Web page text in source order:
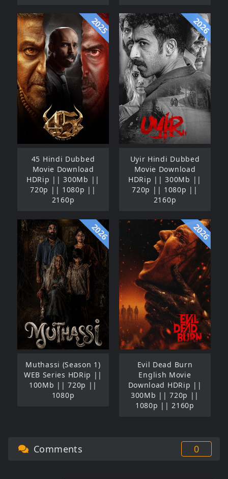
2025
45 Hindi Dubbed
Movie Download
HDRip || 300Mb ||
720p || 1080p ||
2160p
2026
Uyir Hindi Dubbed
Movie Download
HDRip || 300Mb ||
720p || 1080p ||
2160p
2026
Muthassi (Season 1)
WEB Series HDRip ||
100Mb || 720p ||
1080p
2026
Evil Dead Burn
English Movie
Download HDRip ||
300Mb || 720p ||
1080p || 2160p
Comments 0